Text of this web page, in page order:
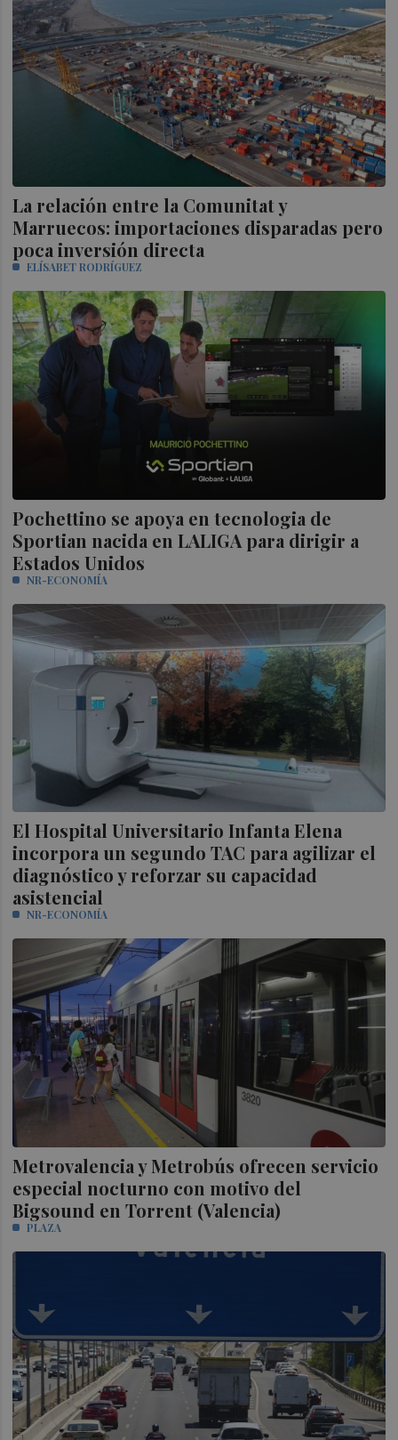
La relación entre la Comunitat y
Marruecos: importaciones disparadas pero
poca inversión directa
ELÍSABET RODRÍGUEZ
Pochettino se apoya en tecnologia de
Sportian nacida en LALIGA para dirigir a
Estados Unidos
NR-ECONOMÍA
El Hospital Universitario Infanta Elena
incorpora un segundo TAC para agilizar el
diagnóstico y reforzar su capacidad
asistencial
NR-ECONOMÍA
Metrovalencia y Metrobús ofrecen servicio
especial nocturno con motivo del
Bigsound en Torrent (Valencia)
PLAZA